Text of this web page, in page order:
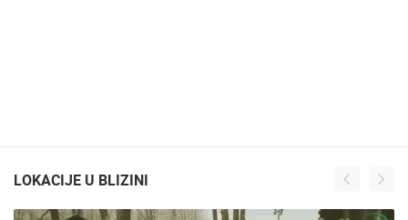
LOKACIJE U BLIZINI